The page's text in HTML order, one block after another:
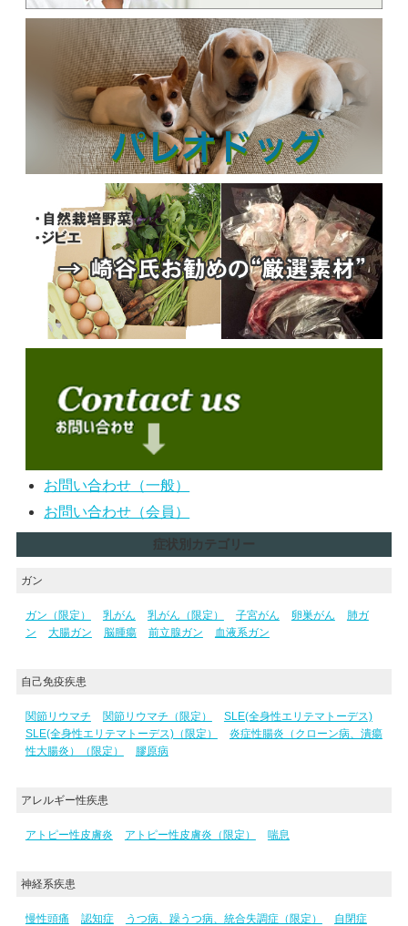
お問い合わせ（一般）
お問い合わせ（会員）
症状別カテゴリー
ガン
ガン（限定） 乳がん 乳がん（限定） 子宮がん 卵巣がん
肺ガ
ン
大腸ガン 脳腫瘍 前立腺ガン 血液系ガン
自己免疫疾患
関節リウマチ 関節リウマチ（限定）
SLE(全身性エリテマトーデス)
SLE(全身性エリテマトーデス)（限定）
炎症性腸炎（クローン病、潰瘍
性大腸炎）（限定）
膠原病
アレルギー性疾患
アトピー性皮膚炎 アトピー性皮膚炎（限定） 喘息
神経系疾患
慢性頭痛 認知症 うつ病、躁うつ病、統合失調症（限定）
自閉症